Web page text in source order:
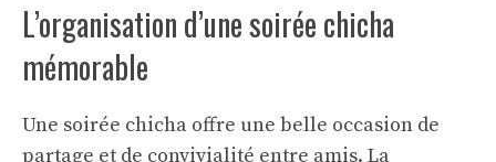
L’organisation d’une soirée chicha
mémorable
Une soirée chicha offre une belle occasion de
partage et de convivialité entre amis. La